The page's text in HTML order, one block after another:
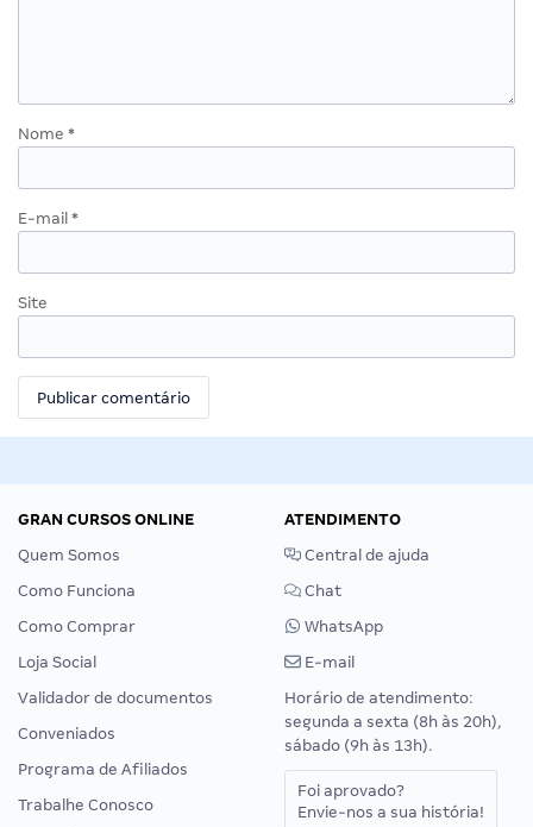
Nome *
E-mail *
Site
GRAN CURSOS ONLINE
Quem Somos
Como Funciona
Como Comprar
Loja Social
Validador de documentos
Conveniados
Programa de Afiliados
Trabalhe Conosco
ATENDIMENTO
Central de ajuda
Chat
WhatsApp
E-mail
Horário de atendimento:
segunda a sexta (8h às 20h),
sábado (9h às 13h).
Foi aprovado?
Envie-nos a sua história!